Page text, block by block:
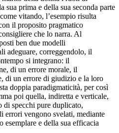
sua prima e della sua seconda parte
vitando, l’esempio risulta
il proposito pragmatico
che lo narra. Al
ben due modelli
adeguare, correggendolo, il
si integrano: il
di un errore morale, il
di un errore di giudizio e la loro
doppia paradigmaticità, per così
poi quella, indiretta e verticale,
di specchi pure duplicato,
errori vengono svelati, mediante
esemplare e della sua efficacia